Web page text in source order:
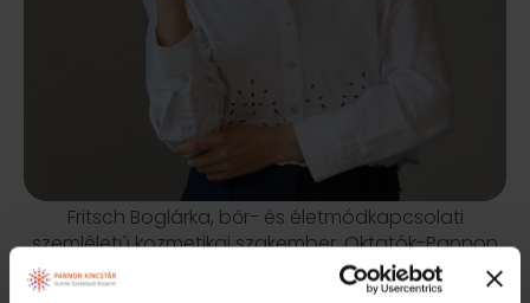
Fritsch Boglárka, bőr- és életmódkapcsolati
szemléletű kozmetikai szakember, Oktatók-Pannon
Kincstár Longevity mentor képzés